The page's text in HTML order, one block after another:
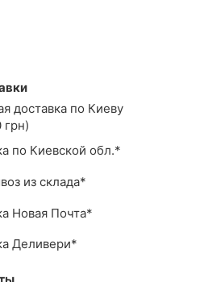
доставка по Киеву
грн)
по Киевской обл.*
из склада*
Новая Почта*
Деливери*